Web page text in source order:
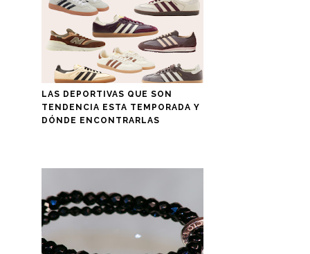
LAS DEPORTIVAS QUE SON
TENDENCIA ESTA TEMPORADA Y
DÓNDE ENCONTRARLAS